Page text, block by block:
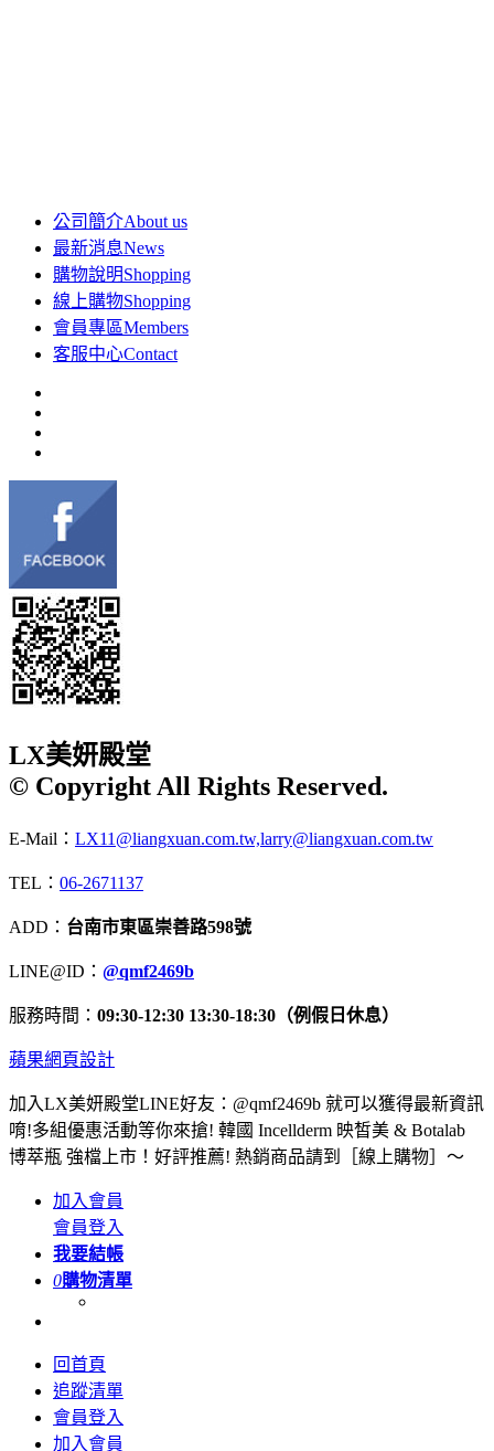
公司簡介About us
最新消息News
購物說明Shopping
線上購物Shopping
會員專區Members
客服中心Contact
LX美妍殿堂
© Copyright All Rights Reserved.
E-Mail： LX11@liangxuan.com.tw,larry@liangxuan.com.tw
TEL： 06-2671137
ADD： 台南市東區崇善路598號
LINE@ID： @qmf2469b
服務時間： 09:30-12:30 13:30-18:30（例假日休息）
蘋果網頁設計
加入LX美妍殿堂LINE好友：@qmf2469b 就可以獲得最新資訊
唷!多組優惠活動等你來搶! 韓國 Incellderm 映皙美 & Botalab
博萃瓶 強檔上市！好評推薦! 熱銷商品請到［線上購物］～
加入會員
會員登入
我要結帳
0購物清單
回首頁
追蹤清單
會員登入
加入會員